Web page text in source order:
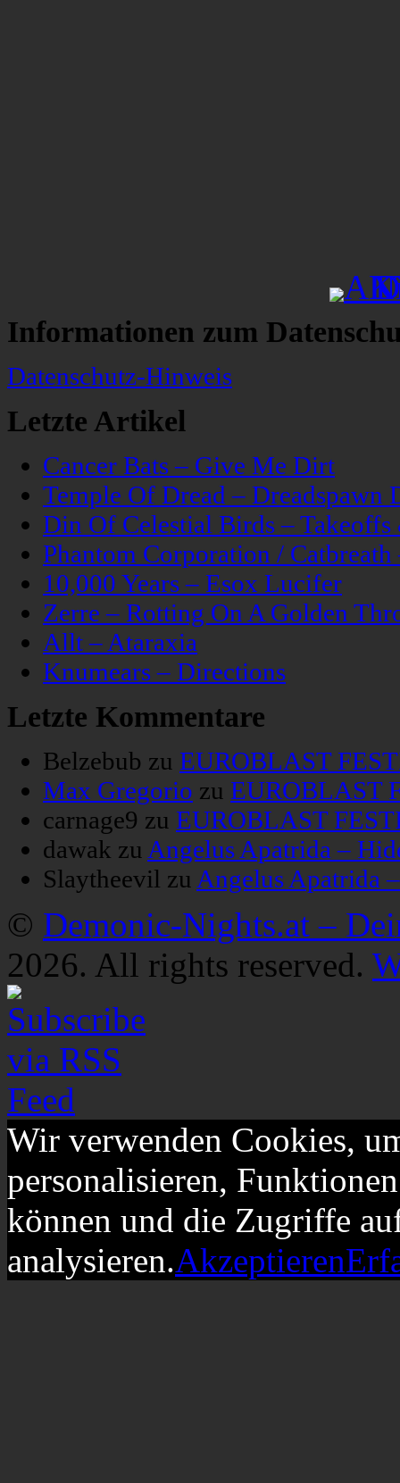
Informationen zum
Datenschutz-Hinweis
Letzte Artikel
Cancer Bats – Give Me Dirt
Temple Of Dread – Dreadspawn
Din Of Celestial Birds –
Phantom Corporation /
10,000 Years – Esox Lucifer
Zerre – Rotting On A Golden
Allt – Ataraxia
Knumears – Directions
Letzte Kommentare
Belzebub zu EUROBLAST
Max Gregorio zu EUROBLAST
carnage9 zu EUROBLAST
dawak zu Angelus Apatrida –
Slaytheevil zu Angelus Apatrida
© Demonic-Nights.at –
2026. All rights reserved.
Wir verwenden Cookies,
personalisieren,
können und die Zugriffe
analysieren.Akzeptieren